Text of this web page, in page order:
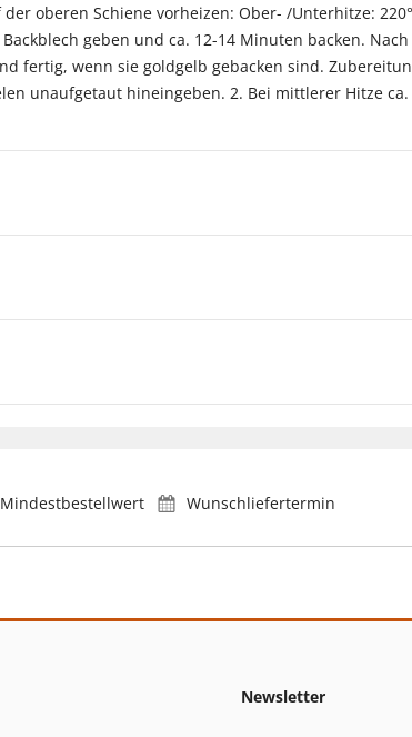
oberen Schiene vorheizen: Ober- /Unterhitze:
geben und ca. 12-14 Minuten backen.
fertig, wenn sie goldgelb gebacken sind.
unaufgetaut hineingeben. 2. Bei mittlerer Hitze
Wunschliefertermin
Newsletter